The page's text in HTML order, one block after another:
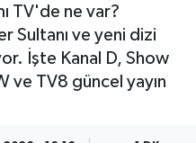
TV'de ne var?
Sultanı ve yeni dizi
İşte Kanal D, Show
ve TV8 güncel yayın